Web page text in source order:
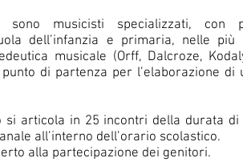
musicisti specializzati, con
dell’infanzia e primaria, nelle più
musicale (Orff, Dalcroze,
di partenza per l’elaborazione di
si articola in 25 incontri della durata di
all’interno dell’orario scolastico.
alla partecipazione dei genitori.